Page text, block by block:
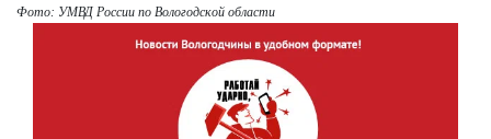
Фото: УМВД России по Вологодской области